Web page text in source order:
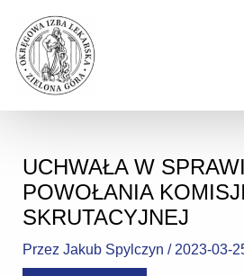
UCHWAŁA W
POWOŁANIA KOMISJI
SKRUTACYJNEJ
PrzezJakub Spylczyn/ 2023-03-